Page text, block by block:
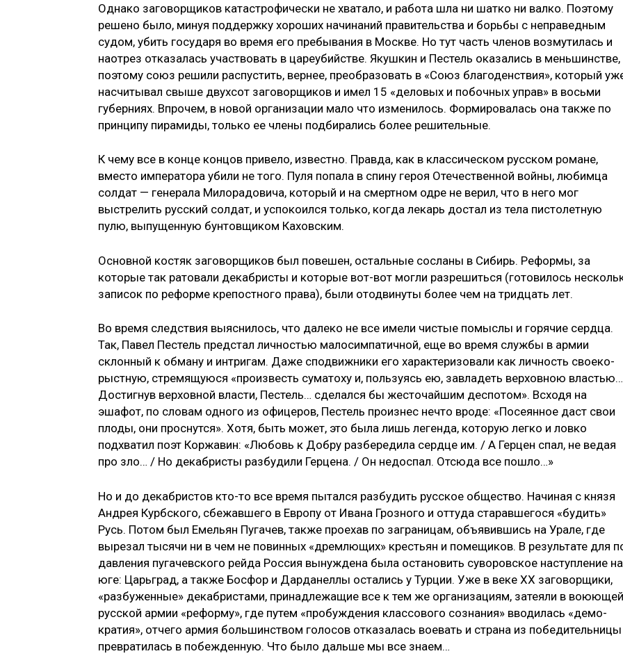
Однако заговорщиков катастро­фически не хватало, и работа шла ни шатко ни валко. Поэтому
реше­но было, минуя поддержку хороших начинаний правительства и борьбы с неправедным
судом, убить госу­даря во время его пребывания в Москве. Но тут часть членов воз­мутилась и
наотрез отказалась уча­ствовать в цареубийстве. Якушкин и Пестель оказались в меньшин­стве,
поэтому союз решили рас­пустить, вернее, преобразовать в «Союз благоденствия», который
насчитывал свыше двухсот заго­ворщиков и имел 15 «деловых и побочных управ» в восьми
губерниях. Впрочем, в новой организации мало что изменилось. Формировалась она также по
принципу пирамиды, только ее члены подбирались более решительные.
К чему все в конце концов при­вело, известно. Правда, как в клас­сическом русском романе,
вместо императора убили не того. Пуля по­пала в спину героя Отечественной войны, любимца
солдат — генерала Милорадовича, который и на смерт­ном одре не верил, что в него мог
выстрелить русский солдат, и успо­коился только, когда лекарь достал из тела пистолетную
пулю, выпу­щенную бунтовщиком Каховским.
Основной костяк заговорщиков был повешен, остальные сосланы в Сибирь. Реформы, за
которые так ратовали декабристы и которые вот-вот могли разрешиться (готови­лось
записок по реформе крепостного права), были отодвину­ты более чем на тридцать лет.
Во время следствия выяснилось, что далеко не все имели чистые по­мыслы и горячие сердца.
Так, Павел Пестель предстал личностью мало­симпатичной, еще во время службы в армии
склонный к обману и ин­тригам. Даже сподвижники его ха­рактеризовали как личность своеко­
рыстную, стремящуюся «произвесть суматоху и, пользуясь ею, завладеть верховною властью…
Достигнув верховной власти, Пестель… сде­лался бы жесточайшим деспотом». Всходя на
эшафот, по словам одно­го из офицеров, Пестель произнес нечто вроде: «Посеянное даст свои
плоды, они проснутся». Хотя, быть может, это была лишь легенда, ко­торую легко и ловко
подхватил поэт Коржавин: «Любовь к Добру разбередила сердце им. / А Герцен спал, не ведая
про зло… / Но дека­бристы разбудили Герцена. / Он не­доспал. Отсюда все пошло…»
Но и до декабристов кто-то все время пытался разбудить русское общество. Начиная с князя
Андрея Курбского, сбежавшего в Европу от Ивана Грозного и оттуда старав­шегося «будить»
Русь. Потом был Емельян Пугачев, также проехав по заграницам, объявившись на Урале, где
вырезал тысячи ни в чем не по­винных «дремлющих» крестьян и помещиков. В результате для
давления пугачевского рейда Рос­сия вынуждена была остановить суворовское наступление на
юге: Царьград, а также Босфор и Дарда­неллы остались у Турции. Уже в ве­ке ХХ заговорщики,
«разбуженные» декабристами, принадлежащие все к тем же организациям, затеяли в воюющей
русской армии «рефор­му», где путем «пробуждения клас­сового сознания» вводилась «демо­
кратия», отчего армия большин­ством голосов отказалась воевать и страна из победительницы
превра­тилась в побежденную. Что было дальше мы все знаем…